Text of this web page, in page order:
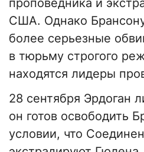
проповедника и
США. Однако
более серьезные
в тюрьму строгого
находятся лидеры
28 сентября Эрдоган
он готов освободить
условии, что